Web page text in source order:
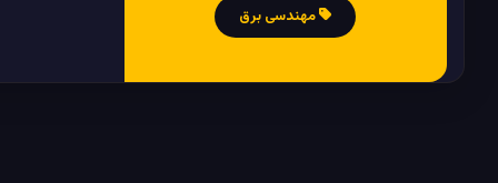
مهندسی برق